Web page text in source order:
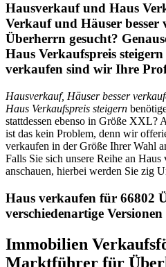
Hausverkauf und Haus
Verkauf und Häuser
Überherrn gesucht?
Haus Verkaufspreis
verkaufen sind wir Ihre
Hausverkauf, Häuser besser
Haus Verkaufspreis steigern
stattdessen ebenso in Größe XXL?
ist das kein Problem, denn wir
verkaufen in der Größe Ihrer Wahl
Falls Sie sich unsere Reihe an
anschauen, hierbei werden Sie zig
Haus verkaufen für 66802
verschiedenartige
Immobilien
Marktführer für